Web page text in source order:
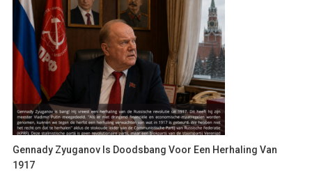
Gennady Zyuganov Is Doodsbang Voor Een Herhaling Van
1917